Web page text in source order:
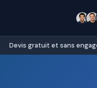
Devis gratuit et sans